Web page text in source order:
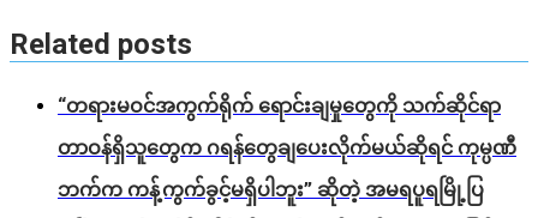
Related posts
“တရားမဝင်အကွက်ရိုက် ရောင်းချမှုတွေကို သက်ဆိုင်ရာ
တာဝန်ရှိသူတွေက ဂရန်တွေချပေးလိုက်မယ်ဆိုရင် ကုမ္ပဏီ
ဘက်က ကန့်ကွက်ခွင့်မရှိပါဘူး” ဆိုတဲ့ အမရပူရမြို့ပြ